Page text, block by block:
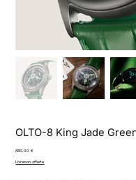
OLTO-8 King Jade
Prix
680,00 €
Livraison offerte